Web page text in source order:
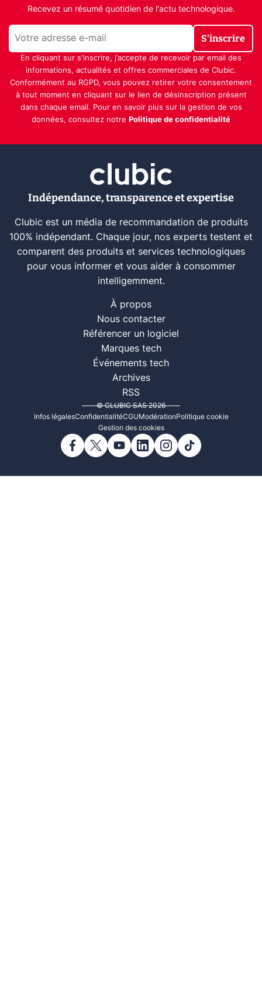
Recevez un résumé quotidien de l'actu technologique.
S'inscrire
En cliquant sur s'inscrire, j’accepte de recevoir par email des
informations, actualités et offres commerciales de Clubic.
Conformément au RGPD, vous pouvez retirer votre consentement
à tout moment en cliquant sur le lien de désinscription présent
dans chaque email. Pour en savoir plus sur la gestion de vos
données, consultez notre Politique de confidentialité
Indépendance, transparence et expertise
Clubic est un média de recommandation de produits
100% indépendant. Chaque jour, nos experts testent et
comparent des produits et services technologiques
pour vous informer et vous aider à consommer
intelligemment.
À propos
Nous contacter
Référencer un logiciel
Marques tech
Événements tech
Archives
RSS
© CLUBIC SAS 2026
Infos légalesConfidentialitéCGUModérationPolitique cookie
Gestion des cookies